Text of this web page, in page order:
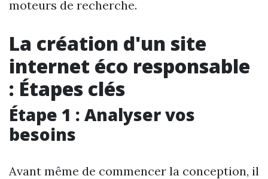
moteurs de recherche.
La création d'un site
internet éco responsable
: Étapes clés
Étape 1 : Analyser vos
besoins
Avant même de commencer la conception, il